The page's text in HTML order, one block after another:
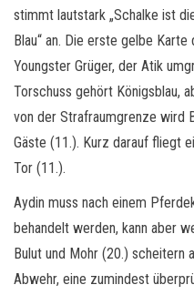
stimmt lautstark „Schalke ist
Blau“ an. Die erste gelbe
Youngster Grüger, der Atik
Torschuss gehört Königsblau,
von der Strafraumgrenze wird
Gäste (11.). Kurz darauf fliegt
Tor (11.).
Aydin muss nach einem
behandelt werden, kann aber
Bulut und Mohr (20.) scheitern
Abwehr, eine zumindest